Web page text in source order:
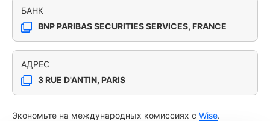
БАНК
BNP PARIBAS SECURITIES SERVICES, FRANCE
АДРЕС
3 RUE D'ANTIN, PARIS
Экономьте на международных комиссиях с Wise.